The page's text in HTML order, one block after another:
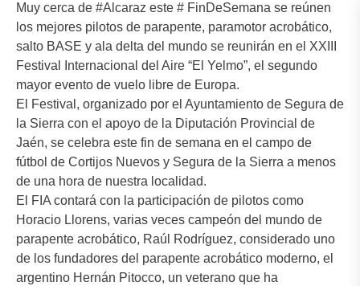
Muy cerca de #Alcaraz este # FinDeSemana se reúnen
los mejores pilotos de parapente, paramotor acrobático,
salto BASE y ala delta del mundo se reunirán en el XXIII
Festival Internacional del Aire “El Yelmo”, el segundo
mayor evento de vuelo libre de Europa.
El Festival, organizado por el Ayuntamiento de Segura de
la Sierra con el apoyo de la Diputación Provincial de
Jaén, se celebra este fin de semana en el campo de
fútbol de Cortijos Nuevos y Segura de la Sierra a menos
de una hora de nuestra localidad.
El FIA contará con la participación de pilotos como
Horacio Llorens, varias veces campeón del mundo de
parapente acrobático, Raúl Rodríguez, considerado uno
de los fundadores del parapente acrobático moderno, el
argentino Hernán Pitocco, un veterano que ha